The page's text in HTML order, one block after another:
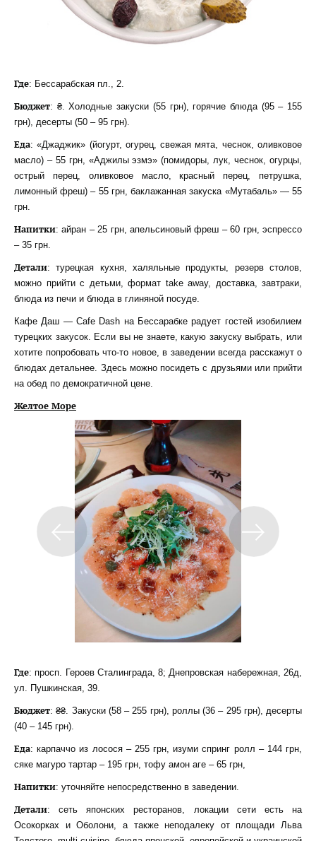
Где: Бессарабская пл., 2.
Бюджет: ₴. Холодные закуски (55 грн), горячие блюда (95 – 155
грн), десерты (50 – 95 грн).
Еда: «Джаджик» (йогурт, огурец, свежая мята, чеснок, оливковое
масло) – 55 грн, «Аджилы эзмэ» (помидоры, лук, чеснок, огурцы,
острый перец, оливковое масло, красный перец, петрушка,
лимонный фреш) – 55 грн, баклажанная закуска «Мутабаль» — 55
грн.
Напитки: айран – 25 грн, апельсиновый фреш – 60 грн, эспрессо
– 35 грн.
Детали: турецкая кухня, халяльные продукты, резерв столов,
можно прийти с детьми, формат take away, доставка, завтраки,
блюда из печи и блюда в глиняной посуде.
Кафе Даш — Cafe Dash на Бессарабке радует гостей изобилием
турецких закусок. Если вы не знаете, какую закуску выбрать, или
хотите попробовать что-то новое, в заведении всегда расскажут о
блюдах детальнее. Здесь можно посидеть с друзьями или прийти
на обед по демократичной цене.
Желтое Море
Где: просп. Героев Сталинграда, 8; Днепровская набережная, 26д,
ул. Пушкинская, 39.
Бюджет: ₴₴. Закуски (58 – 255 грн), роллы (36 – 295 грн), десерты
(40 – 145 грн).
Еда: карпаччо из лосося – 255 грн, изуми спринг ролл – 144 грн,
сяке магуро тартар – 195 грн, тофу амон аге – 65 грн,
Напитки: уточняйте непосредственно в заведении.
Детали: сеть японских ресторанов, локации сети есть на
Осокорках и Оболони, а также неподалеку от площади Льва